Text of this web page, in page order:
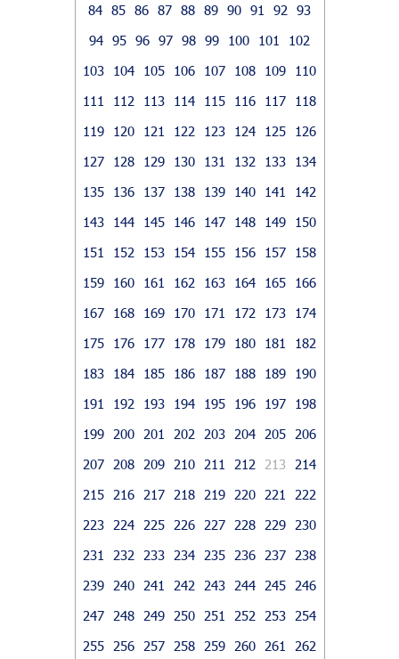
84 85 86 87 88 89 90 91 92
93
94 95 96 97 98 99 100 101
102
103
104 105 106 107 108 109
110
111
112 113 114 115 116 117
118
119
120 121 122 123 124 125
126
127
128 129 130 131 132 133
134
135
136 137 138 139 140 141
142
143
144 145 146 147 148 149
150
151
152 153 154 155 156 157
158
159
160 161 162 163 164 165
166
167
168 169 170 171 172 173
174
175
176 177 178 179 180 181
182
183
184 185 186 187 188 189
190
191
192 193 194 195 196 197
198
199
200 201 202 203 204 205
206
207
208 209 210 211 212 213
214
215
216 217 218 219 220 221
222
223
224 225 226 227 228 229
230
231
232 233 234 235 236 237
238
239
240 241 242 243 244 245
246
247
248 249 250 251 252 253
254
255
256 257 258 259 260 261
262